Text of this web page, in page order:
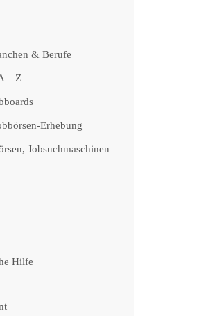
& Berufe
– Z
Erhebung
Jobsuchmaschinen
Hilfe